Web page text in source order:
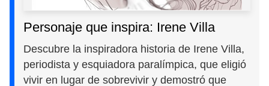
Personaje que inspira: Irene Villa
Descubre la inspiradora historia de Irene Villa,
periodista y esquiadora paralímpica, que eligió
vivir en lugar de sobrevivir y demostró que